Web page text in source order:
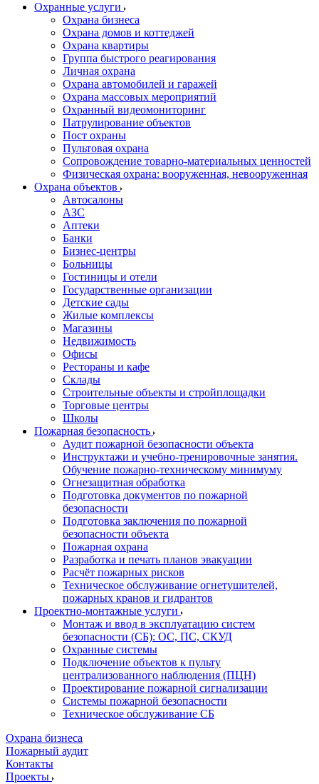
Охранные услуги
Охрана бизнеса
Охрана домов и коттеджей
Охрана квартиры
Группа быстрого реагирования
Личная охрана
Охрана автомобилей и гаражей
Охрана массовых мероприятий
Охранный видеомониторинг
Патрулирование объектов
Пост охраны
Пультовая охрана
Сопровождение товарно-материальных ценностей
Физическая охрана: вооруженная, невооруженная
Охрана объектов
Автосалоны
АЗС
Аптеки
Банки
Бизнес-центры
Больницы
Гостиницы и отели
Государственные организации
Детские сады
Жилые комплексы
Магазины
Недвижимость
Офисы
Рестораны и кафе
Склады
Строительные объекты и стройплощадки
Торговые центры
Школы
Пожарная безопасность
Аудит пожарной безопасности объекта
Инструктажи и учебно-тренировочные занятия.
Обучение пожарно-техническому минимуму
Огнезащитная обработка
Подготовка документов по пожарной
безопасности
Подготовка заключения по пожарной
безопасности объекта
Пожарная охрана
Разработка и печать планов эвакуации
Расчёт пожарных рисков
Техническое обслуживание огнетушителей,
пожарных кранов и гидрантов
Проектно-монтажные услуги
Монтаж и ввод в эксплуатацию систем
безопасности (СБ): ОС, ПС, СКУД
Охранные системы
Подключение объектов к пульту
централизованного наблюдения (ПЦН)
Проектирование пожарной сигнализации
Системы пожарной безопасности
Техническое обслуживание СБ
Охрана бизнеса
Пожарный аудит
Контакты
Проекты